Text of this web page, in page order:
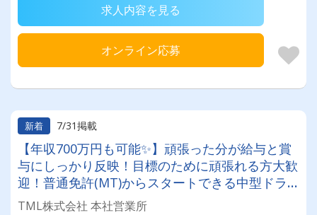
求人内容を見る
オンライン応募
新着 7/31掲載
【年収700万円も可能✨】頑張った分が給与と賞
与にしっかり反映！目標のために頑張れる方大歓
迎！普通免許(MT)からスタートできる中型ドラ
イバー募集★【年間休日120日も選択可◎】
TML株式会社 本社営業所